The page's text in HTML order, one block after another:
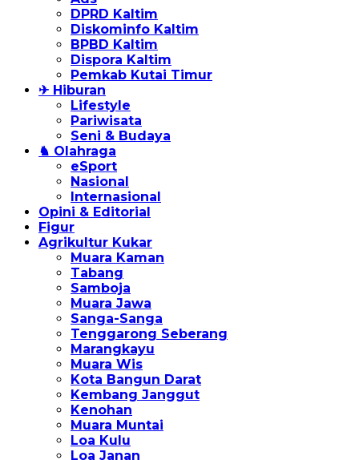
DPRD Kaltim
Diskominfo Kaltim
BPBD Kaltim
Dispora Kaltim
Pemkab Kutai Timur
✈ Hiburan
Lifestyle
Pariwisata
Seni & Budaya
♞ Olahraga
eSport
Nasional
Internasional
Opini & Editorial
Figur
Agrikultur Kukar
Muara Kaman
Tabang
Samboja
Muara Jawa
Sanga-Sanga
Tenggarong Seberang
Marangkayu
Muara Wis
Kota Bangun Darat
Kembang Janggut
Kenohan
Muara Muntai
Loa Kulu
Loa Janan